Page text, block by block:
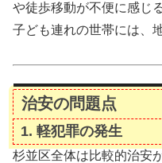
や徒歩移動が不便に感じ
子ども連れの世帯には、
治安の問題点
1. 軽犯罪の発生
杉並区全体は比較的治安